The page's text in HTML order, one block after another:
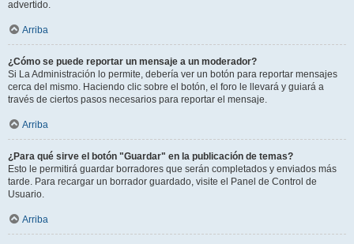
advertido.
Arriba
¿Cómo se puede reportar un mensaje a un moderador?
Si La Administración lo permite, debería ver un botón para reportar mensajes
cerca del mismo. Haciendo clic sobre el botón, el foro le llevará y guiará a
través de ciertos pasos necesarios para reportar el mensaje.
Arriba
¿Para qué sirve el botón "Guardar" en la publicación de temas?
Esto le permitirá guardar borradores que serán completados y enviados más
tarde. Para recargar un borrador guardado, visite el Panel de Control de
Usuario.
Arriba